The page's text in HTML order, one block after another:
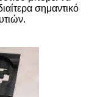
σημαντικό